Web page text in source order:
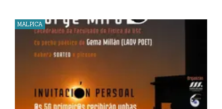
MALPICA